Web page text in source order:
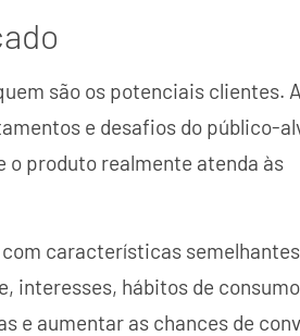
são os potenciais clientes. A
e desafios do público-
produto realmente atenda às
características
interesses, hábitos de
e aumentar as chances de